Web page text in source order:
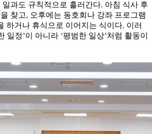
과도 규칙적으로 흘러간다. 아침 식사 후
찾고, 오후에는 동호회나 강좌 프로그램
하거나 휴식으로 이어지는 식이다. 이러
일정’이 아니라 ‘평범한 일상’처럼 활동이